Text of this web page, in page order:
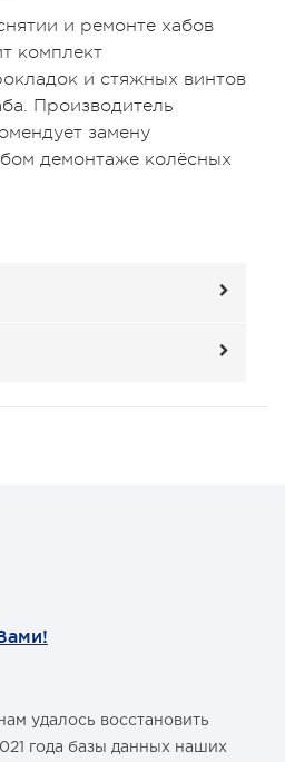
и ремонте хабов
комплект
и стяжных винтов
Производитель
замену
демонтаже колёсных
удалось восстановить
года базы данных наших